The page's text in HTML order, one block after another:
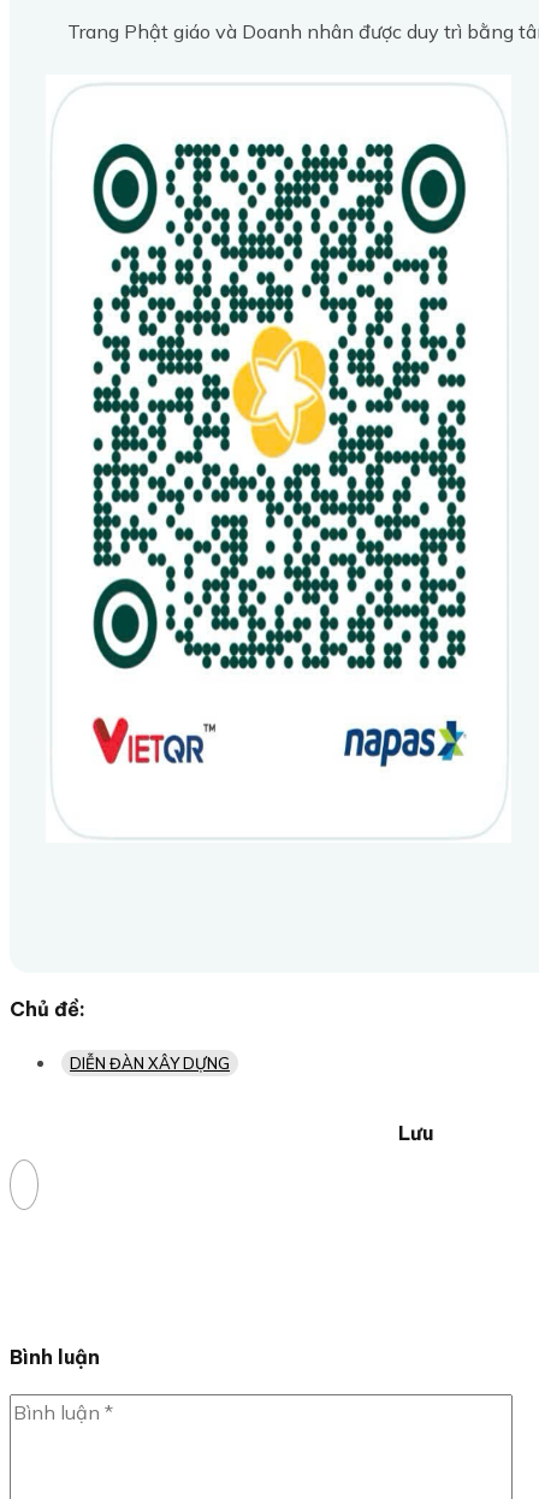
Trang Phật giáo và Doanh nhân được duy trì bằng
Chủ đề:
DIỄN ĐÀN XÂY DỰNG
Lưu
Bình luận